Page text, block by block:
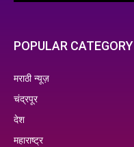
POPULAR CATEGORY
मराठी न्यूज़
चंद्रपूर
देश
महाराष्ट्र